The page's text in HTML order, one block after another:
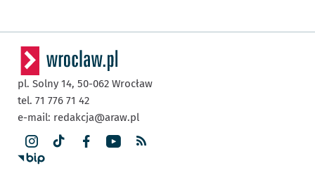
pl. Solny 14, 50-062 Wrocław
tel. 71 776 71 42
e-mail: redakcja@araw.pl